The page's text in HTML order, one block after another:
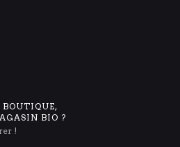
BOUTIQUE,
BIO ?
!